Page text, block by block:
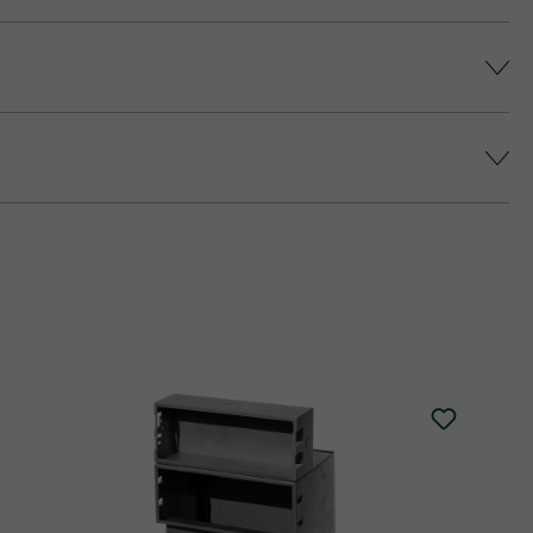
platina fedlap áll rendelkezésre (fedlap
impregnálását javasolja (ez felár
érjünk el, és elkerüljük a